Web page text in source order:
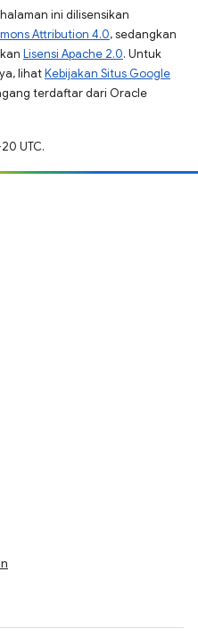
ini dilisensikan
Attribution 4.0, sedangkan
Lisensi Apache 2.0. Untuk
lihatKebijakan Situs Google
terdaftar dari Oracle
UTC.